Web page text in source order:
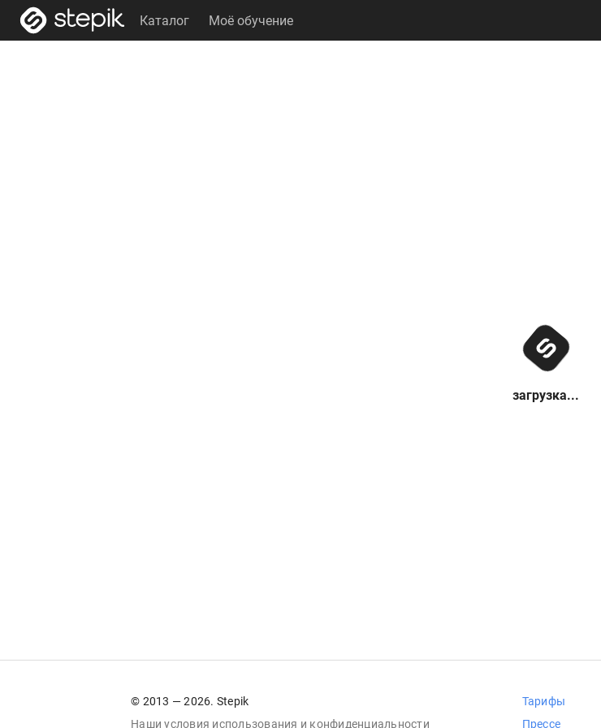
Каталог Моё обучение
загрузка...
© 2013 — 2026. Stepik
Наши условия использования и конфиденциальности
Тарифы
Прессе